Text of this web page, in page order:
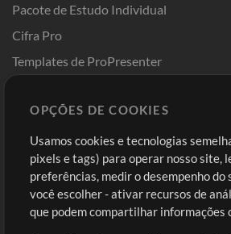
Pacote de Estudo Individual
Cifra Pro
Templates de ProPresenter
Comprar Créditos
Conteúdo Grátis
Solicite uma Música
Entre
Ir ao
OPÇÕES DE COOKIES
Usamos cookies e tecnologias
pixels e tags) para operar nosso site,
preferências, medir o desempenho do
você escolher - ativar recursos de
que podem compartilhar informações